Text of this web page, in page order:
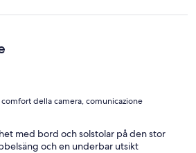
della camera, comunicazione
med bord och solstolar på den stor
och en underbar utsikt